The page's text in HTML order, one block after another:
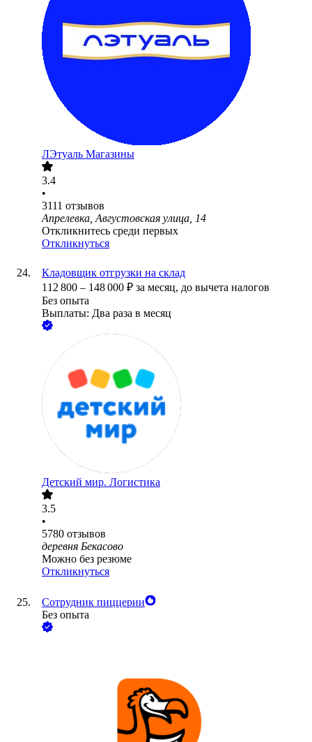
ЛЭтуаль Магазины
3.4
•
3111 отзывов
Апрелевка, Августовская улица, 14
Откликнитесь среди первых
Откликнуться
Кладовщик отгрузки на склад
112 800 – 148 000 ₽ за месяц, до вычета налогов
Без опыта
Выплаты: Два раза в месяц
Детский мир. Логистика
3.5
•
5780 отзывов
деревня Бекасово
Можно без резюме
Откликнуться
Сотрудник пиццерии
Без опыта